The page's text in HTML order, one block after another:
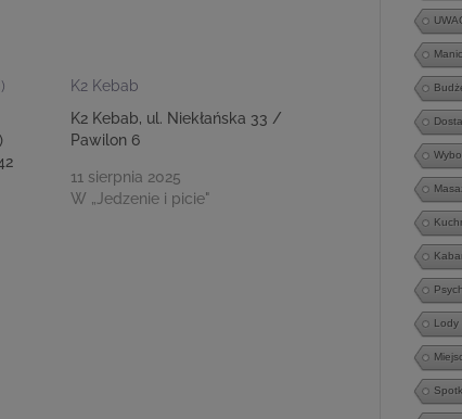
K2 Kebab
K2 Kebab, ul. Niekłańska 33 /
Pawilon 6
11 sierpnia 2025
W „Jedzenie i picie"
Lody